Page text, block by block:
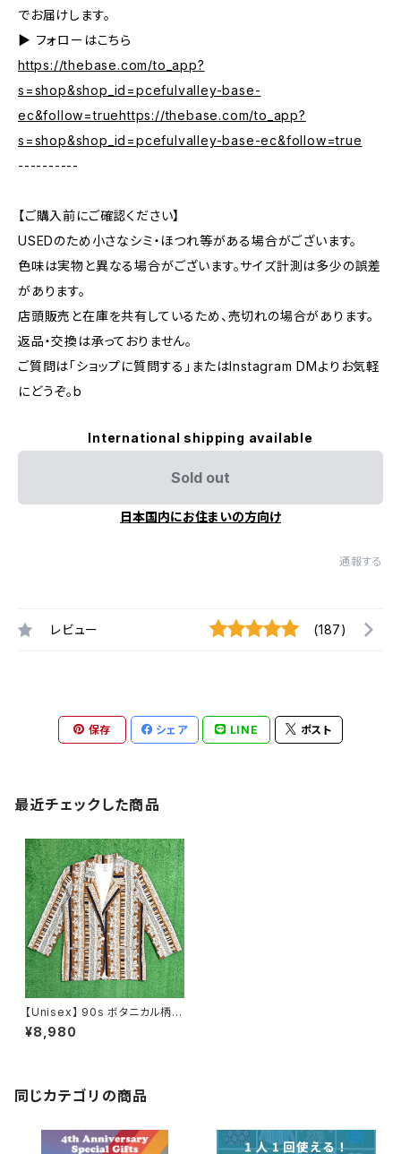
でお届けします。
▶︎ フォローはこちら
https://thebase.com/to_app?
s=shop&shop_id=pcefulvalley-base-
ec&follow=truehttps://thebase.com/to_app?
s=shop&shop_id=pcefulvalley-base-ec&follow=true
----------
【ご購入前にご確認ください】
USEDのため小さなシミ・ほつれ等がある場合がございます。
色味は実物と異なる場合がございます。サイズ計測は多少の誤差
があります。
店頭販売と在庫を共有しているため、売切れの場合があります。
返品・交換は承っておりません。
ご質問は「ショップに質問する」またはInstagram DMよりお気軽
にどうぞ。b
International shipping available
Sold out
日本国内にお住まいの方向け
通報する
レビュー (187)
保存 シェア LINE ポスト
最近チェックした商品
【Unisex】 90s ボタニカル柄
ジャケット / アメリカ製 USA製
90年代 古着 テーラード メンズ
¥8,980
同じカテゴリの商品